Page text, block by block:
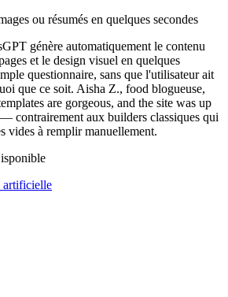
ou résumés en quelques secondes
génère automatiquement le contenu
et le design visuel en quelques
questionnaire, sans que l'utilisateur ait
que ce soit. Aisha Z., food blogueuse,
are gorgeous, and the site was up
contrairement aux builders classiques qui
vides à remplir manuellement.
artificielle